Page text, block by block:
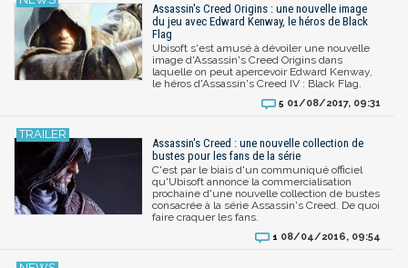
Assassin's Creed Origins : une nouvelle image
du jeu avec Edward Kenway, le héros de Black
Flag
Ubisoft s'est amusé à dévoiler une nouvelle
image d'Assassin's Creed Origins dans
laquelle on peut apercevoir Edward Kenway,
le héros d'Assassin's Creed IV : Black Flag.
5 01/08/2017, 09:31
Assassin's Creed : une nouvelle collection de
bustes pour les fans de la série
C'est par le biais d'un communiqué officiel
qu'Ubisoft annonce la commercialisation
prochaine d'une nouvelle collection de bustes
consacrée à la série Assassin's Creed. De quoi
faire craquer les fans.
1 08/04/2016, 09:54